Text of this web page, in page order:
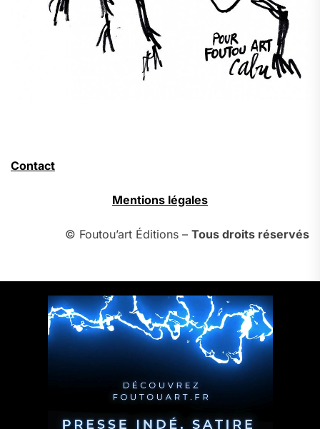
Contact
Mentions légales
© Foutou’art Éditions – Tous droits réservés